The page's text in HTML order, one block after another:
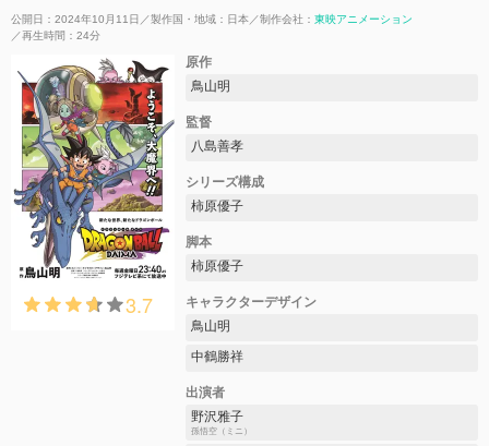
公開日：2024年10月11日 製作国・地域： 日本 制作会社： 東映アニメーション
再生時間：24分
3.7
原作
鳥山明
監督
八島善孝
シリーズ構成
柿原優子
脚本
柿原優子
キャラクターデザイン
鳥山明
中鶴勝祥
出演者
野沢雅子
孫悟空（ミニ）